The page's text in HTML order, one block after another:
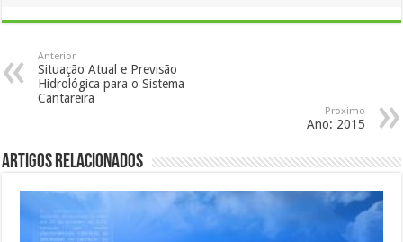
Anterior
Situação Atual e Previsão
Hidrológica para o Sistema
Cantareira
Proximo
Ano: 2015
Artigos Relacionados